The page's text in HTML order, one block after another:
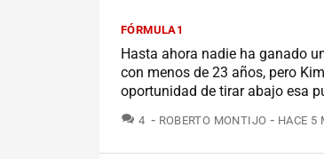
FÓRMULA1
Hasta ahora nadie ha ganado
con menos de 23 años, pero
oportunidad de tirar abajo esa
4 COMENTARIOS
ROBERTO MONTIJO HACE 5